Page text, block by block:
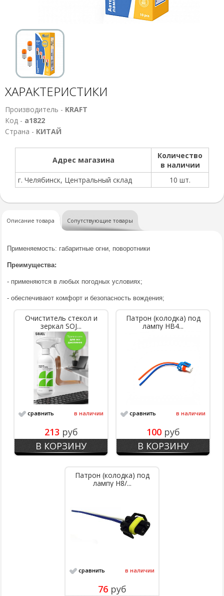
ХАРАКТЕРИСТИКИ
Производитель - KRAFT
Код - а1822
Страна - КИТАЙ
Адрес магазина
Количество
в наличии
г. Челябинск, Центральный склад
10 шт.
Описание товара Сопутствующие товары
Применяемость: габаритные огни, поворотники
Преимущества:
- применяются в любых погодных условиях;
- обеспечивают комфорт и безопасность вождения;
Очиститель стекол и
зеркал SOJ...
сравнить в наличии
213 руб
В КОРЗИНУ
Патрон (колодка) под
лампу НВ4...
сравнить в наличии
100 руб
В КОРЗИНУ
Патрон (колодка) под
лампу Н8/...
сравнить в наличии
76 руб